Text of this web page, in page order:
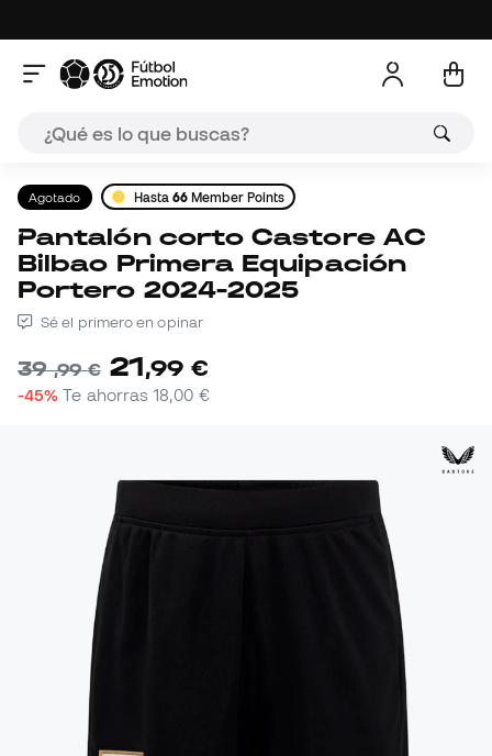
Agotado Hasta66 Member Points
Pantalón corto Castore AC
Bilbao Primera Equipación
Portero 2024-2025
Sé el primero en opinar
39,99 € 21,99 €
-45% Te ahorras18,00 €